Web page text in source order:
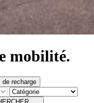
mobilité.
de recharge